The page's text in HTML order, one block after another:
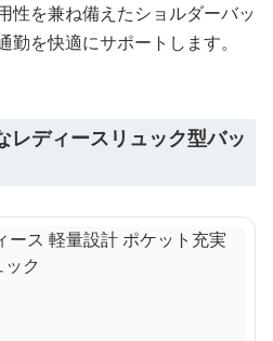
性を兼ね備えたショルダーバッ
を快適にサポートします。
レディースリュック型バッ